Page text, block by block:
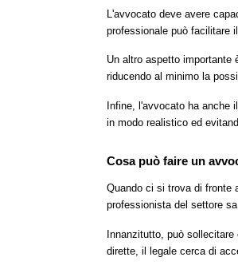
L'avvocato deve avere
professionale può facilitare
Un altro aspetto importante
riducendo al minimo la
Infine, l'avvocato ha anche
in modo realistico ed
Cosa può faire un
Quando ci si trova di fronte
professionista del settore
Innanzitutto, può
dirette, il legale cerca di